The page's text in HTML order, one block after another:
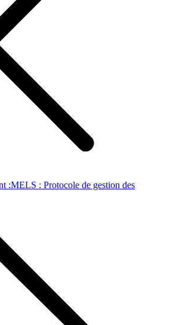
:MELS : Protocole de gestion des